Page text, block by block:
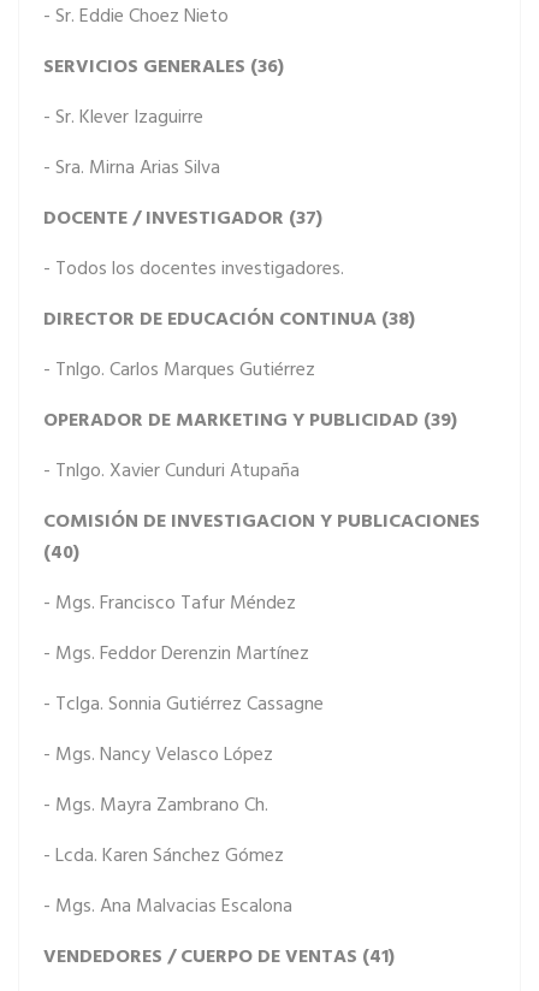
- Sr. Eddie Choez Nieto
SERVICIOS GENERALES (36)
- Sr. Klever Izaguirre
- Sra. Mirna Arias Silva
DOCENTE / INVESTIGADOR (37)
- Todos los docentes investigadores.
DIRECTOR DE EDUCACIÓN CONTINUA (38)
- Tnlgo. Carlos Marques Gutiérrez
OPERADOR DE MARKETING Y PUBLICIDAD (39)
- Tnlgo. Xavier Cunduri Atupaña
COMISIÓN DE INVESTIGACION Y PUBLICACIONES
(40)
- Mgs. Francisco Tafur Méndez
- Mgs. Feddor Derenzin Martínez
- Tclga. Sonnia Gutiérrez Cassagne
- Mgs. Nancy Velasco López
- Mgs. Mayra Zambrano Ch.
- Lcda. Karen Sánchez Gómez
- Mgs. Ana Malvacias Escalona
VENDEDORES / CUERPO DE VENTAS (41)